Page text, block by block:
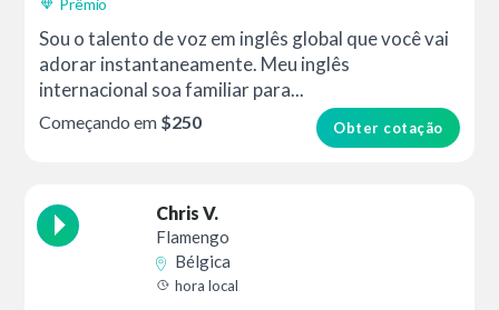
Prêmio
Sou o talento de voz em inglês global que você vai
adorar instantaneamente. Meu inglês
internacional soa familiar para...
Obter cotação
Começando em $250
Chris V.
Flamengo
Bélgica
hora local